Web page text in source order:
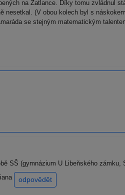
na Zatlance. Díky tomu zvládnul
nesetkal. (V obou kolech byl s
se stejným matematickým
SŠ (gymnázium U Libeňského zámku,
odpovědět